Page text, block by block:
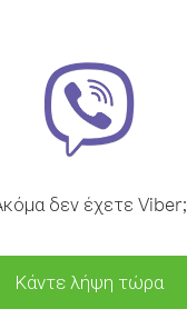
δεν έχετε Viber;
Κάντε λήψη τώρα